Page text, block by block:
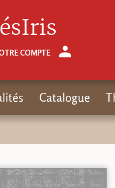
COMPTE
Catalogue